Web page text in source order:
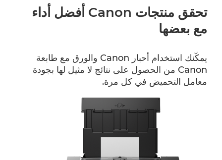
تحقق منتجات Canon أفضل أداء
مع بعضها
يمكّنك استخدام أحبار Canon والورق مع طابعة
Canon من الحصول على نتائج لا مثيل لها بجودة
معامل التحميض في كل مرة.